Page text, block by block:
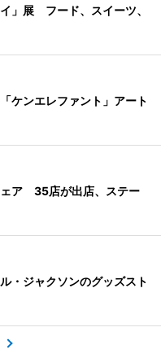
」展 フード、スイーツ、
ケンエレファント」アート
ア 35店が出店、ステー
・ジャクソンのグッズスト